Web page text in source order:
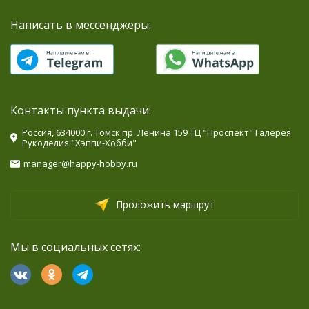
Написать в мессенджеры:
Контакты пункта выдачи:
Россия, 634000 г. Томск пр. Ленина 159 ТЦ "Проспект" Галерея
Рукоделия "Хэппи-Хобби"
manager@happy-hobby.ru
Проложить маршрут
Мы в социальных сетях: